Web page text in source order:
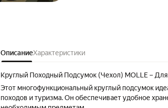
ОписаниеХарактеристики
Круглый Походный Подсумок (Чехол) MOLLE –
Этот многофункциональный круглый подсумок
походов и туризма. Он обеспечивает удобное